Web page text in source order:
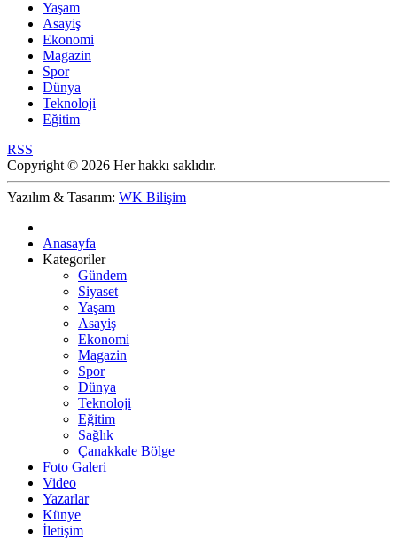
Yaşam
Asayiş
Ekonomi
Magazin
Spor
Dünya
Teknoloji
Eğitim
RSS
Copyright © 2026 Her hakkı saklıdır.
Yazılım & Tasarım: WK Bilişim
Anasayfa
Kategoriler
Gündem
Siyaset
Yaşam
Asayiş
Ekonomi
Magazin
Spor
Dünya
Teknoloji
Eğitim
Sağlık
Çanakkale Bölge
Foto Galeri
Video
Yazarlar
Künye
İletişim